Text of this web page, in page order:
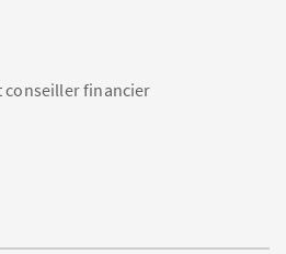
conseiller financier